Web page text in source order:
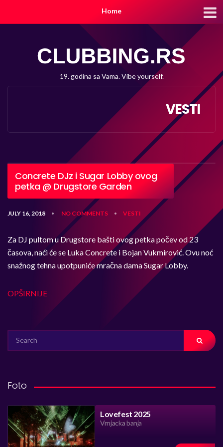
Home
19. godina sa Vama. Vibe yourself.
VESTI
Concrete DJz i Sugar Lobby ovog
petka @ Drugstore Garden
JULY 16, 2018 • NO COMMENTS • VESTI
Za DJ pultom u Drugstore bašti ovog petka počev od 23
časova, naći će se Luka Concrete i Bojan Vukmirović. Ovu noć
snažnog tehna upotpuniće mračna dama Sugar Lobby.
OPŠIRNIJE
FOR:
Foto
Lovefest 2025
Vrnjacka banja